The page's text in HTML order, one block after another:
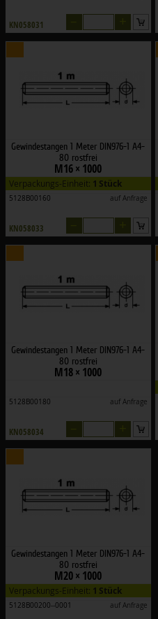
KN058031
Gewindestangen 1 Meter DIN976-1 A4-
80 rostfrei
M16 × 1000
Verpackungs-Einheit: 1 Stück
5128B00160 auf Anfrage
KN058033
Gewindestangen 1 Meter DIN976-1 A4-
80 rostfrei
M18 × 1000
5128B00180 auf Anfrage
KN058034
Gewindestangen 1 Meter DIN976-1 A4-
80 rostfrei
M20 × 1000
Verpackungs-Einheit: 1 Stück
5128B00200--0001 auf Anfrage